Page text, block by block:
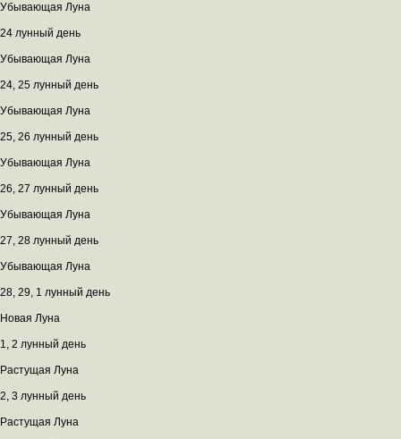
Убывающая Луна
24 лунный день
Убывающая Луна
24, 25 лунный день
Убывающая Луна
25, 26 лунный день
Убывающая Луна
26, 27 лунный день
Убывающая Луна
27, 28 лунный день
Убывающая Луна
28, 29, 1 лунный день
Новая Луна
1, 2 лунный день
Растущая Луна
2, 3 лунный день
Растущая Луна